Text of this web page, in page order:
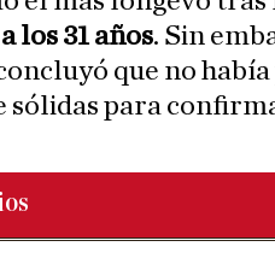
los 31 años. Sin
que no
para